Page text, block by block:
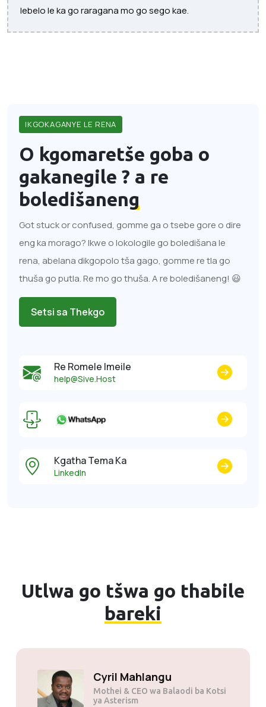
lebelo le ka go raragana mo go sego kae.
IKGOKAGANYE LE RENA
O kgomaretše goba o
gakanegile ? a re
boledišaneng
Got stuck or confused, gomme ga o tsebe gore o dire
eng ka morago? Ikwe o lokologile go boledišana le
rena, abelana dikgopolo tša gago, gomme re tla go
thuša go putla. Re mo go thuša. A re boledišaneng! 😃
Setsi sa Thekgo
Re Romele Imeile
help@Sive.Host
Kgatha Tema Ka
LinkedIn
Utlwa go tšwa go thabile
bareki
Solly Motsoane
Mothei & CEO wa Mogen Pty Ltd